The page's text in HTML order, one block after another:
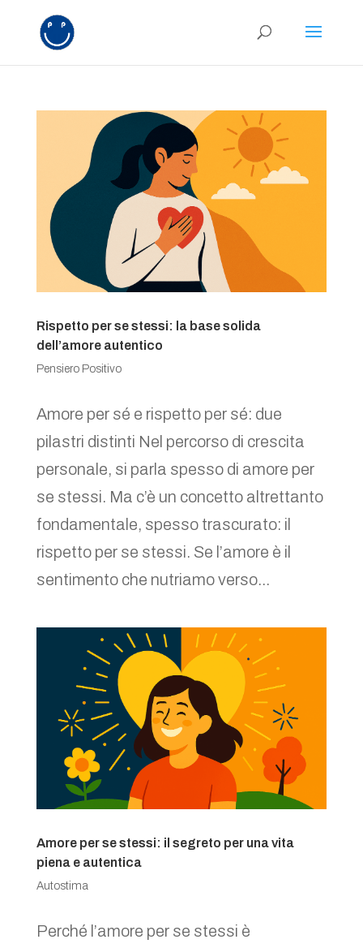
Rispetto per se stessi: la base solida
dell’amore autentico
Pensiero Positivo
Amore per sé e rispetto per sé: due
pilastri distinti Nel percorso di crescita
personale, si parla spesso di amore per
se stessi. Ma c’è un concetto altrettanto
fondamentale, spesso trascurato: il
rispetto per se stessi. Se l’amore è il
sentimento che nutriamo verso...
Amore per se stessi: il segreto per una vita
piena e autentica
Autostima
Perché l’amore per se stessi è